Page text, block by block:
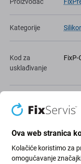
Proizvođač
Kategorije
Kod za
usklađivanje
FixP-
Artikl
Ova web stranica
Kolačiće koristimo za
omogućavanje